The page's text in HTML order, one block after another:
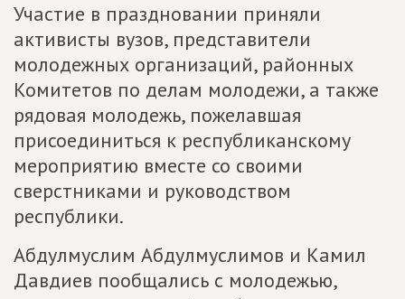
Участие в праздновании приняли
активисты вузов, представители
молодежных организаций, районных
Комитетов по делам молодежи, а также
рядовая молодежь, пожелавшая
присоединиться к республиканскому
мероприятию вместе со своими
сверстниками и руководством
республики.
Абдулмуслим Абдулмуслимов и Камил
Давдиев пообщались с молодежью,